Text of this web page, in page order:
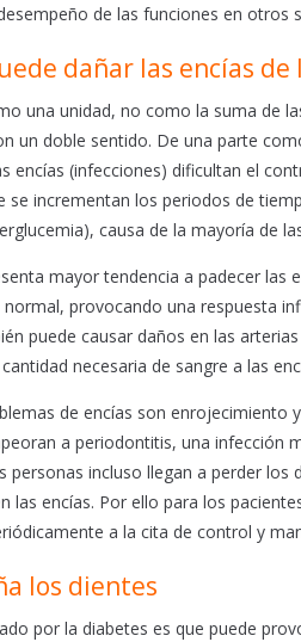
de las funciones en otros
dañar las encías de
una unidad, no como la suma de
un doble sentido. De una parte
encías (infecciones) dificultan el
se incrementan los periodos de
causa de la mayoría de
mayor tendencia a padecer las
provocando una respuesta
puede causar daños en las
necesaria de sangre a las
de encías son enrojecimiento
a periodontitis, una infección
personas incluso llegan a perder
las encías. Por ello para los
a la cita de control y
los dientes
por la diabetes es que puede